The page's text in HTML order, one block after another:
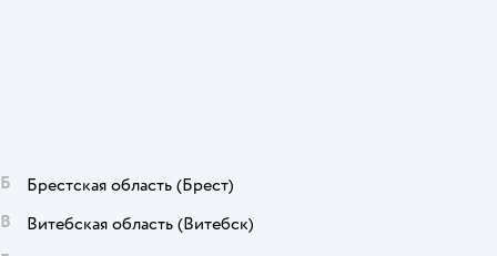
Б Брестская область (Брест)
В
Витебская область (Витебск)